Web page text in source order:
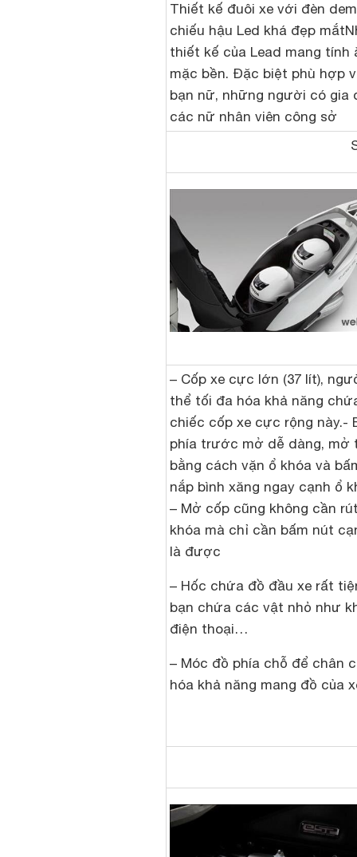
Thiết kế đuôi xe với đèn
chiếu hậu Led khá đẹp
thiết kế của Lead mang tính
mặc bền. Đặc biệt phù hợp
bạn nữ, những người có gia
các nữ nhân viên công sở
– Cốp xe cực lớn (37 lít),
thể tối đa hóa khả năng
chiếc cốp xe cực rộng này.-
phía trước mở dễ dàng, mở
bằng cách vặn ổ khóa và
nắp bình xăng ngay cạnh ổ
– Mở cốp cũng không cần
khóa mà chỉ cần bấm nút
là được
– Hốc chứa đồ đầu xe rất
bạn chứa các vật nhỏ như
điện thoại…
– Móc đồ phía chỗ để chân
hóa khả năng mang đồ của